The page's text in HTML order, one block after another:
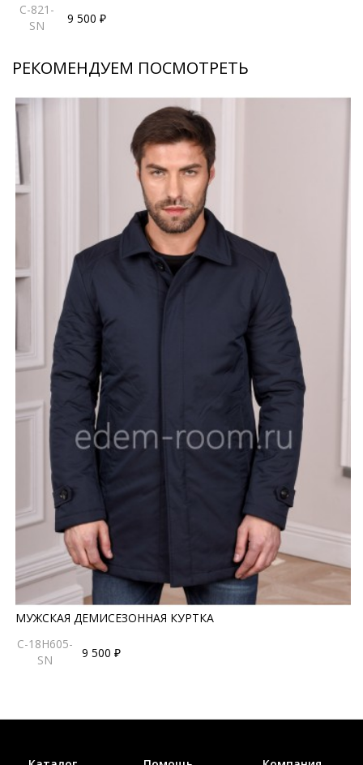
C-821-
SN
9 500 ₽
РЕКОМЕНДУЕМ ПОСМОТРЕТЬ
МУЖСКАЯ ДЕМИСЕЗОННАЯ КУРТКА
C-18H605-
SN
9 500 ₽